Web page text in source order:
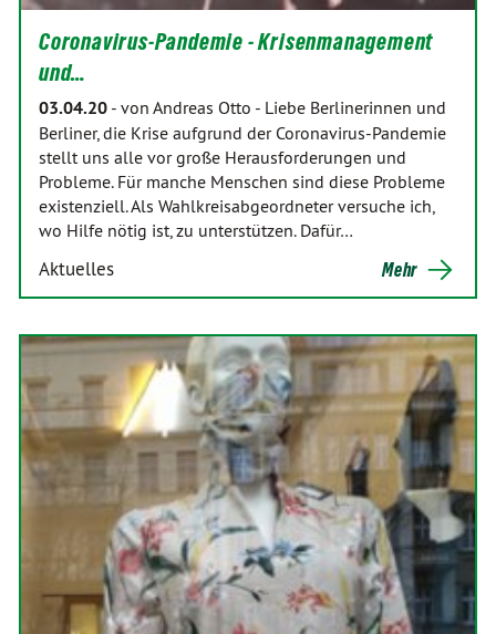
Coronavirus-Pandemie - Krisenmanagement
und…
03.04.20 - von Andreas Otto - Liebe Berlinerinnen und
Berliner, die Krise aufgrund der Coronavirus-Pandemie
stellt uns alle vor große Herausforderungen und
Probleme. Für manche Menschen sind diese Probleme
existenziell. Als Wahlkreisabgeordneter versuche ich,
wo Hilfe nötig ist, zu unterstützen. Dafür…
Aktuelles Mehr